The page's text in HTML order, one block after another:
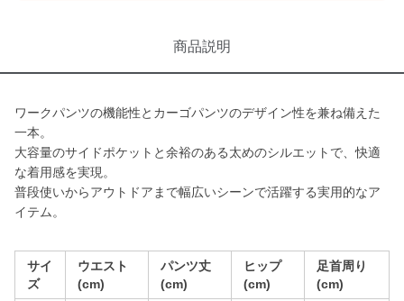
商品説明
ワークパンツの機能性とカーゴパンツのデザイン性を兼ね備えた
一本。
大容量のサイドポケットと余裕のある太めのシルエットで、快適
な着用感を実現。
普段使いからアウトドアまで幅広いシーンで活躍する実用的なア
イテム。
サイ
ズ
ウエスト
(cm)
パンツ丈
(cm)
ヒップ
(cm)
足首周り
(cm)